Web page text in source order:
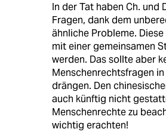
In der Tat haben Ch. und
Fragen, dank dem
ähnliche Probleme.
mit einer gemeinsamen
werden. Das sollte aber
Menschenrechtsfragen
drängen. Den
auch künftig nicht
Menschenrechte zu
wichtig erachten!